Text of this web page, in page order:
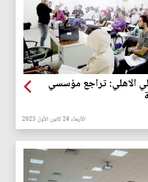
الاهلي: تراجع مؤسسي
الأربعاء 24 كانون الأول 2025